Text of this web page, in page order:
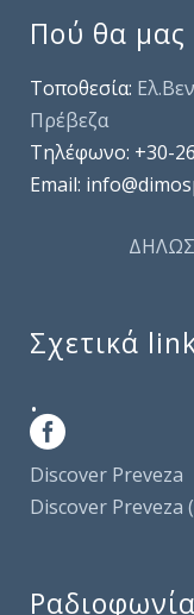
Πού θα μας
Τοποθεσία:
Πρέβεζα
Τηλέφωνo: +30-
Email:
Σχετικά
.
Discover Preveza
Discover Preveza
Ραδιοφωνία